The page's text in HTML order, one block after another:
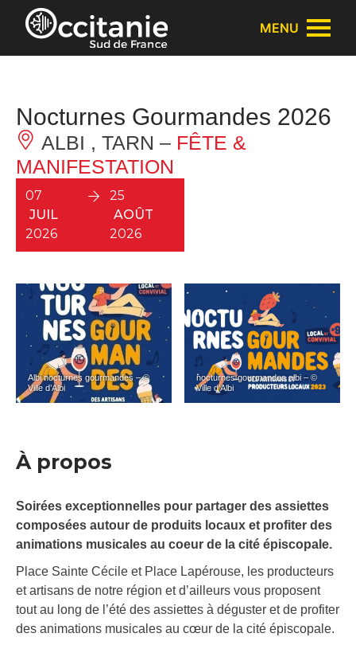
Panneau de gestion des cookies
MENU
Nocturnes Gourmandes 2026
ALBI , TARN – FÊTE &
MANIFESTATION
07
JUIL
2026
25
AOÛT
2026
Albi nocturnes gourmandes – ©
Ville d’Albi
nocturnes gourmandes albi – ©
Ville d’Albi
À propos
Soirées exceptionnelles pour partager des assiettes
composées autour de produits locaux et profiter des
animations musicales au coeur de la cité épiscopale.
Place Sainte Cécile et Place Lapérouse, les producteurs
et artisans de notre région et d’ailleurs vous proposent
tout au long de l’été des assiettes à déguster et de profiter
des animations musicales au cœur de la cité épiscopale.